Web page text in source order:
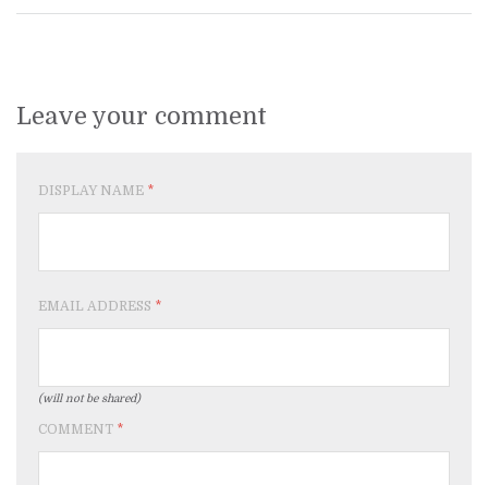
Leave your comment
DISPLAY NAME *
EMAIL ADDRESS *
(will not be shared)
COMMENT *